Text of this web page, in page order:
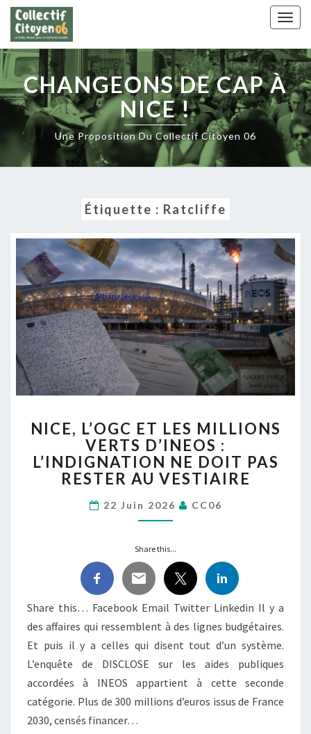
Skip
content
CHANGEONS DE CAP À
NICE !
Une Proposition Du Collectif Citoyen 06
Étiquette : Ratcliffe
L’OGC
ET
LES
MILLIONS
D’INEOS
:
NE
DOIT
PAS
RESTER
AU
VESTIAIRE
NICE, L’OGC ET LES MILLIONS
VERTS D’INEOS :
L’INDIGNATION NE DOIT PAS
RESTER AU VESTIAIRE
22 Juin 2026 CC06
Share this...
Share this… Facebook Email Twitter Linkedin Il y a
des affaires qui ressemblent à des lignes budgétaires.
Et puis il y a celles qui disent tout d’un système.
L’enquête de DISCLOSE sur les aides publiques
accordées à INEOS appartient à cette seconde
catégorie. Plus de 300 millions d’euros issus de France
2030, censés financer…